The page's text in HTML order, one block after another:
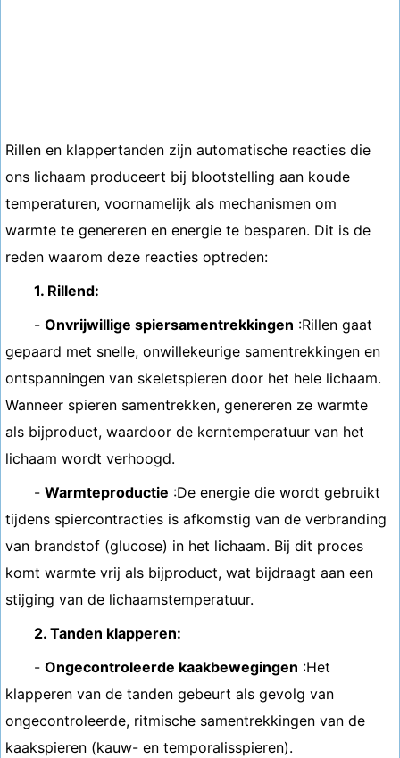
Rillen en klappertanden zijn automatische reacties die
ons lichaam produceert bij blootstelling aan koude
temperaturen, voornamelijk als mechanismen om
warmte te genereren en energie te besparen. Dit is de
reden waarom deze reacties optreden:
1. Rillend:
- Onvrijwillige spiersamentrekkingen :Rillen gaat
gepaard met snelle, onwillekeurige samentrekkingen en
ontspanningen van skeletspieren door het hele lichaam.
Wanneer spieren samentrekken, genereren ze warmte
als bijproduct, waardoor de kerntemperatuur van het
lichaam wordt verhoogd.
- Warmteproductie :De energie die wordt gebruikt
tijdens spiercontracties is afkomstig van de verbranding
van brandstof (glucose) in het lichaam. Bij dit proces
komt warmte vrij als bijproduct, wat bijdraagt ​​aan een
stijging van de lichaamstemperatuur.
2. Tanden klapperen:
- Ongecontroleerde kaakbewegingen :Het
klapperen van de tanden gebeurt als gevolg van
ongecontroleerde, ritmische samentrekkingen van de
kaakspieren (kauw- en temporalisspieren).